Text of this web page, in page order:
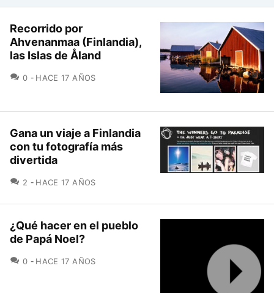
Recorrido por
Ahvenanmaa (Finlandia),
las Islas de Åland
0 COMENTARIOS
HACE 17 AÑOS
Gana un viaje a Finlandia
con tu fotografía más
divertida
2 COMENTARIOS
HACE 17 AÑOS
¿Qué hacer en el pueblo
de Papá Noel?
0 COMENTARIOS
HACE 17 AÑOS